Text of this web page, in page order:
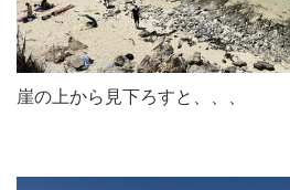
崖の上から見下ろすと、、、